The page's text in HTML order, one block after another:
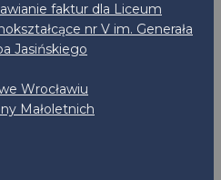
faktur dla Liceum
nr V im. Generała
Jasińskiego
Wrocławiu
Małoletnich